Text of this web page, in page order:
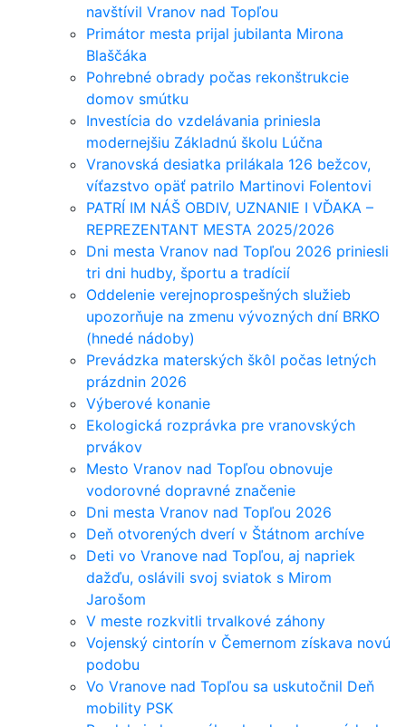
navštívil Vranov nad Topľou
Primátor mesta prijal jubilanta Mirona
Blaščáka
Pohrebné obrady počas rekonštrukcie
domov smútku
Investícia do vzdelávania priniesla
modernejšiu Základnú školu Lúčna
Vranovská desiatka prilákala 126 bežcov,
víťazstvo opäť patrilo Martinovi Folentovi
PATRÍ IM NÁŠ OBDIV, UZNANIE I VĎAKA –
REPREZENTANT MESTA 2025/2026
Dni mesta Vranov nad Topľou 2026 priniesli
tri dni hudby, športu a tradícií
Oddelenie verejnoprospešných služieb
upozorňuje na zmenu vývozných dní BRKO
(hnedé nádoby)
Prevádzka materských škôl počas letných
prázdnin 2026
Výberové konanie
Ekologická rozprávka pre vranovských
prvákov
Mesto Vranov nad Topľou obnovuje
vodorovné dopravné značenie
Dni mesta Vranov nad Topľou 2026
Deň otvorených dverí v Štátnom archíve
Deti vo Vranove nad Topľou, aj napriek
dažďu, oslávili svoj sviatok s Mirom
Jarošom
V meste rozkvitli trvalkové záhony
Vojenský cintorín v Čemernom získava novú
podobu
Vo Vranove nad Topľou sa uskutočnil Deň
mobility PSK